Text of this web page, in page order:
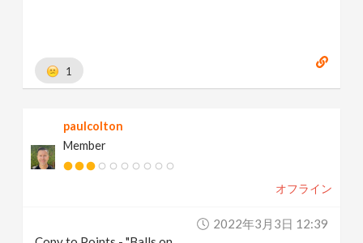
1
paulcolton
Member
オフライン
2022年3月3日 12:39